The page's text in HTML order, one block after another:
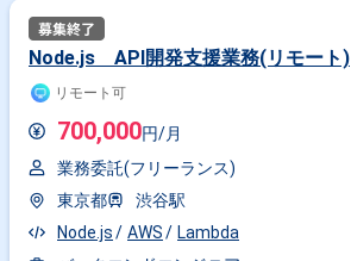
Node.js API開発支援業務(リモート)
リモート可
700,000円/月
業務委託(フリーランス)
東京都
渋谷駅
Node.js
AWS
Lambda